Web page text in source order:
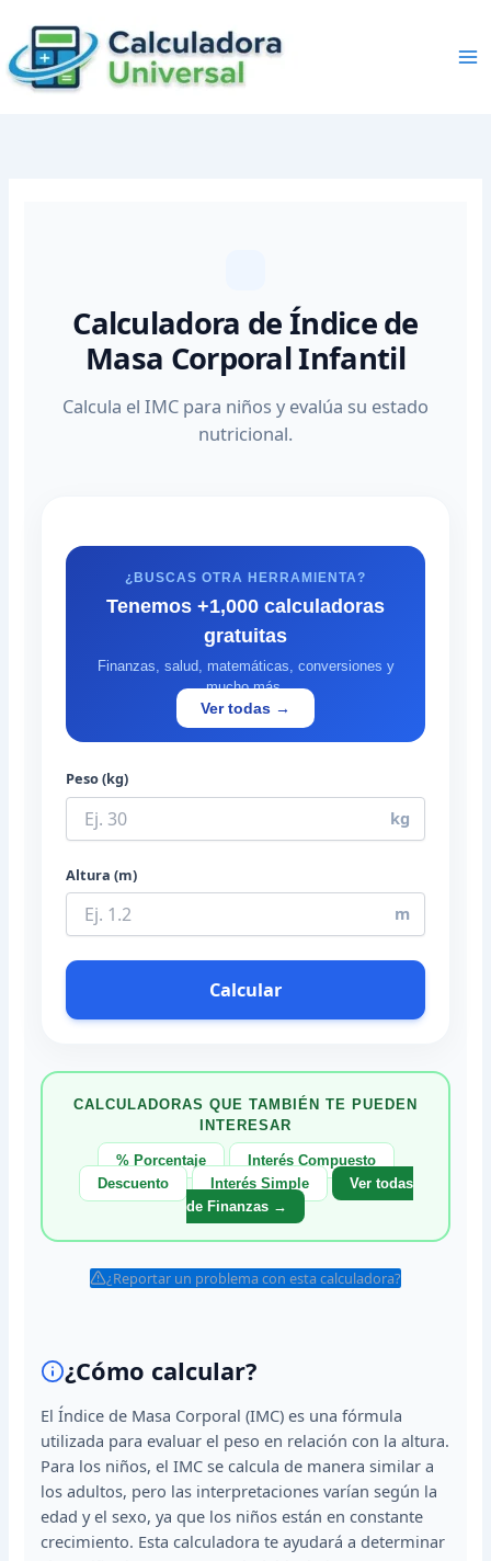
content
Calculadora de Índice de
Masa Corporal Infantil
Calcula el IMC para niños y evalúa su estado
nutricional.
¿BUSCAS OTRA HERRAMIENTA?
Tenemos +1,000 calculadoras
gratuitas
Finanzas, salud, matemáticas, conversiones y
mucho más.
Ver todas →
Peso (kg)
kg
Altura (m)
m
Calcular
CALCULADORAS QUE TAMBIÉN TE PUEDEN
INTERESAR
% Porcentaje
Interés Compuesto
Descuento
Interés Simple
Ver todas
de Finanzas →
¿Reportar un problema con esta calculadora?
¿Cómo calcular?
El Índice de Masa Corporal (IMC) es una fórmula
utilizada para evaluar el peso en relación con la altura.
Para los niños, el IMC se calcula de manera similar a
los adultos, pero las interpretaciones varían según la
edad y el sexo, ya que los niños están en constante
crecimiento. Esta calculadora te ayudará a determinar